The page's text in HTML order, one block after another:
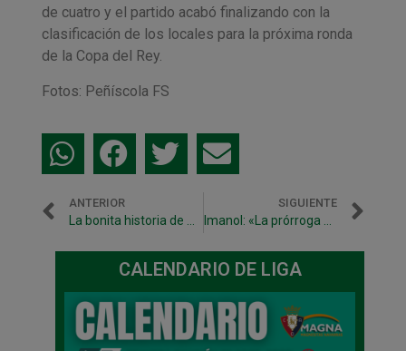
de cuatro y el partido acabó finalizando con la
clasificación de los locales para la próxima ronda
de la Copa del Rey.
Fotos: Peñíscola FS
ANTERIOR
La bonita historia de Dani Escribano
SIGUIENTE
Imanol: «La prórroga ha sido un auténtico desastre»
CALENDARIO DE LIGA